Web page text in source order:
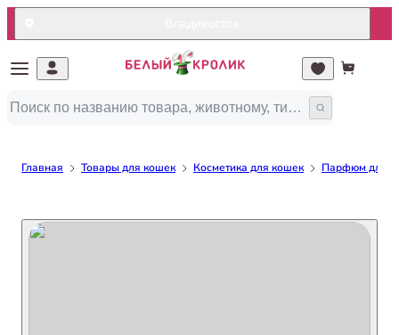
Главная Товары для кошек Косметика для кошек Парфюм для